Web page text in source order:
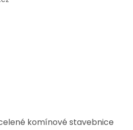
komínové stavebnice